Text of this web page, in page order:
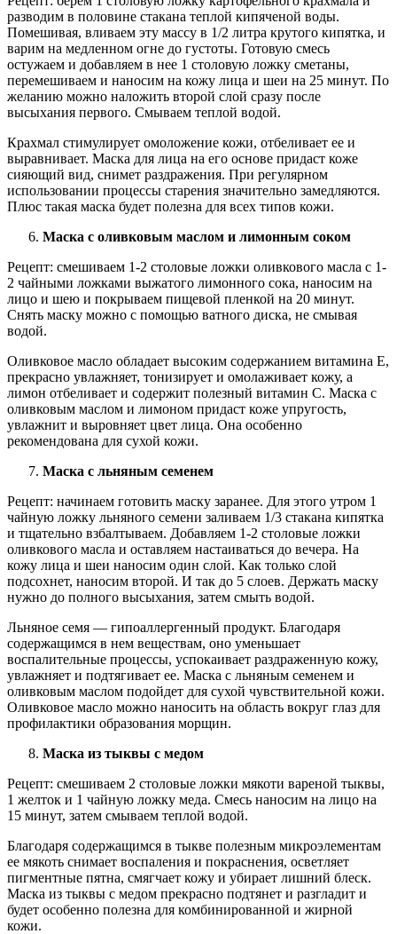
разводим в половине стакана теплой кипяченой воды.
Помешивая, вливаем эту массу в 1/2 литра крутого кипятка, и
варим на медленном огне до густоты. Готовую смесь
остужаем и добавляем в нее 1 столовую ложку сметаны,
перемешиваем и наносим на кожу лица и шеи на 25 минут. По
желанию можно наложить второй слой сразу после
высыхания первого. Смываем теплой водой.
Крахмал стимулирует омоложение кожи, отбеливает ее и
выравнивает. Маска для лица на его основе придаст коже
сияющий вид, снимет раздражения. При регулярном
использовании процессы старения значительно замедляются.
Плюс такая маска будет полезна для всех типов кожи.
Маска с оливковым маслом и лимонным соком
Рецепт: смешиваем 1-2 столовые ложки оливкового масла с 1-
2 чайными ложками выжатого лимонного сока, наносим на
лицо и шею и покрываем пищевой пленкой на 20 минут.
Снять маску можно с помощью ватного диска, не смывая
водой.
Оливковое масло обладает высоким содержанием витамина Е,
прекрасно увлажняет, тонизирует и омолаживает кожу, а
лимон отбеливает и содержит полезный витамин С. Маска с
оливковым маслом и лимоном придаст коже упругость,
увлажнит и выровняет цвет лица. Она особенно
рекомендована для сухой кожи.
Маска с льняным семенем
Рецепт: начинаем готовить маску заранее. Для этого утром 1
чайную ложку льняного семени заливаем 1/3 стакана кипятка
и тщательно взбалтываем. Добавляем 1-2 столовые ложки
оливкового масла и оставляем настаиваться до вечера. На
кожу лица и шеи наносим один слой. Как только слой
подсохнет, наносим второй. И так до 5 слоев. Держать маску
нужно до полного высыхания, затем смыть водой.
Льняное семя — гипоаллергенный продукт. Благодаря
содержащимся в нем веществам, оно уменьшает
воспалительные процессы, успокаивает раздраженную кожу,
увлажняет и подтягивает ее. Маска с льняным семенем и
оливковым маслом подойдет для сухой чувствительной кожи.
Оливковое масло можно наносить на область вокруг глаз для
профилактики образования морщин.
Маска из тыквы с медом
Рецепт: смешиваем 2 столовые ложки мякоти вареной тыквы,
1 желток и 1 чайную ложку меда. Смесь наносим на лицо на
15 минут, затем смываем теплой водой.
Благодаря содержащимся в тыкве полезным микроэлементам
ее мякоть снимает воспаления и покраснения, осветляет
пигментные пятна, смягчает кожу и убирает лишний блеск.
Маска из тыквы с медом прекрасно подтянет и разгладит и
будет особенно полезна для комбинированной и жирной
кожи.